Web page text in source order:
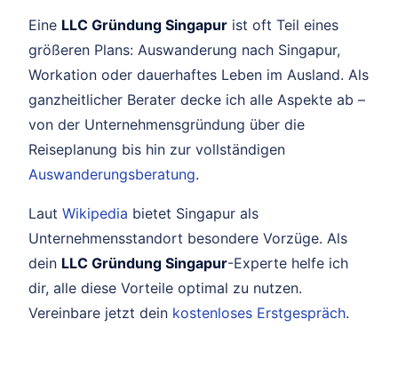
Eine LLC Gründung Singapur ist oft Teil eines
größeren Plans: Auswanderung nach Singapur,
Workation oder dauerhaftes Leben im Ausland. Als
ganzheitlicher Berater decke ich alle Aspekte ab –
von der Unternehmensgründung über die
Reiseplanung bis hin zur vollständigen
Auswanderungsberatung.
Laut Wikipedia bietet Singapur als
Unternehmensstandort besondere Vorzüge. Als
dein LLC Gründung Singapur-Experte helfe ich
dir, alle diese Vorteile optimal zu nutzen.
Vereinbare jetzt dein kostenloses Erstgespräch.